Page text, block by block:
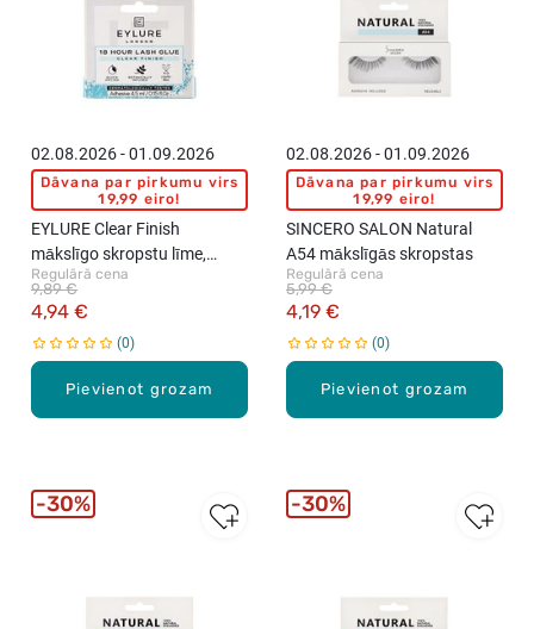
Pievienot grozam
02.08.2026 - 01.09.2026
Dāvana par pirkumu virs
19,99 eiro!
EYLURE Clear Finish
mākslīgo skropstu līme,
4.5ml
Regulārā cena
4,94 €
9,89 €
0
Pievienot grozam
02.08.2026 - 01.09.2026
Dāvana par pirkumu virs
19,99 eiro!
SINCERO SALON Natural
A54 mākslīgās skropstas
Regulārā cena
4,19 €
5,99 €
0
30% 30%